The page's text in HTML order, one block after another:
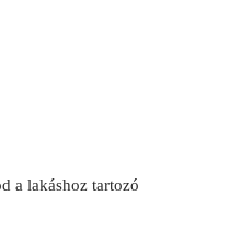
a lakáshoz tartozó